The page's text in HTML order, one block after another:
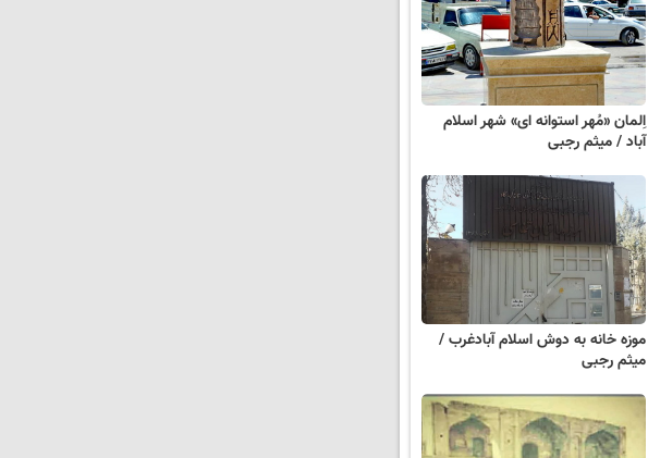
اِلمان «مُهر استوانه ای» شهر اسلام
آباد / میثم رجبی
موزه خانه به دوش اسلام آبادغرب /
میثم رجبی